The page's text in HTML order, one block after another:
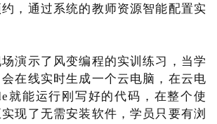
，通过系统的教师资源智能配置实
演示了风变编程的实训练习，当学
在线实时生成一个云电脑，在云电
就能运行刚写好的代码，在整个使
现了无需安装软件，学员只要有浏